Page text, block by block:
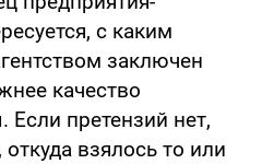
с каким
заключен
качество
претензий нет,
взялось то или